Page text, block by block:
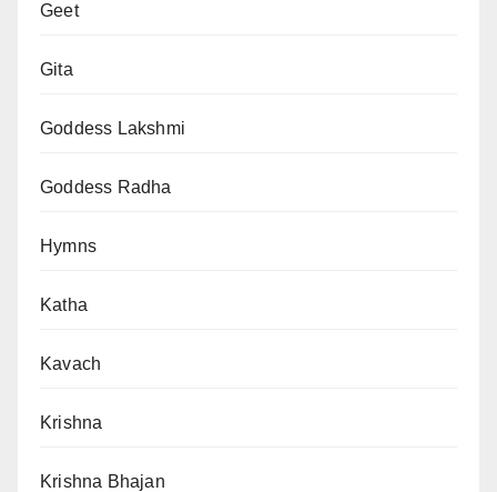
Geet
Gita
Goddess Lakshmi
Goddess Radha
Hymns
Katha
Kavach
Krishna
Krishna Bhajan